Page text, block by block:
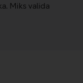
Miks valida